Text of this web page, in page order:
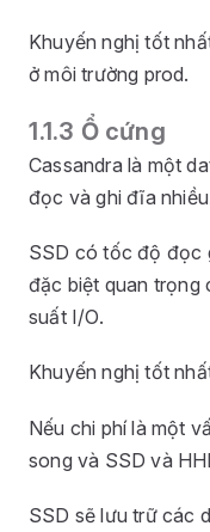
Khuyến nghị tốt
ở môi trường prod.
1.1.3 Ổ cứng
Cassandra là một
đọc và ghi đĩa
SSD có tốc độ đọc
đặc biệt quan trọng
suất I/O.
Khuyến nghị tốt
Nếu chi phí là một
song và SSD và
SSD sẽ lưu trữ các